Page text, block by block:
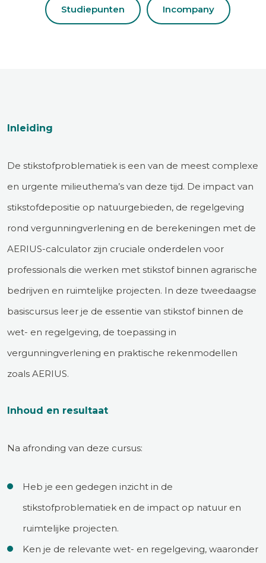
Studiepunten Incompany
Inleiding
De stikstofproblematiek is een van de meest complexe
en urgente milieuthema’s van deze tijd. De impact van
stikstofdepositie op natuurgebieden, de regelgeving
rond vergunningverlening en de berekeningen met de
AERIUS-calculator zijn cruciale onderdelen voor
professionals die werken met stikstof binnen agrarische
bedrijven en ruimtelijke projecten. In deze tweedaagse
basiscursus leer je de essentie van stikstof binnen de
wet- en regelgeving, de toepassing in
vergunningverlening en praktische rekenmodellen
zoals AERIUS.
Inhoud en resultaat
Na afronding van deze cursus:
Heb je een gedegen inzicht in de
stikstofproblematiek en de impact op natuur en
ruimtelijke projecten.
Ken je de relevante wet- en regelgeving, waaronder